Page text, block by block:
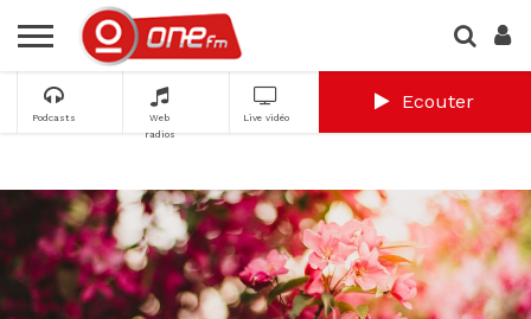
Podcasts
Web
radios
Live vidéo
Ecouter